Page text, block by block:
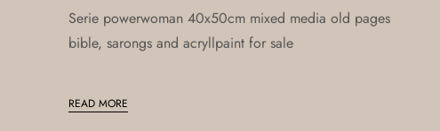
Serie powerwoman 40x50cm mixed media old pages
bible, sarongs and acryllpaint for sale
READ MORE